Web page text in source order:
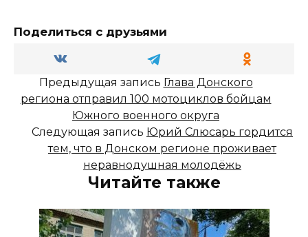
Поделиться с друзьями
Предыдущая запись Глава Донского
региона отправил 100 мотоциклов бойцам
Южного военного округа
Следующая запись Юрий Слюсарь гордится
тем, что в Донском регионе проживает
неравнодушная молодёжь
Читайте также